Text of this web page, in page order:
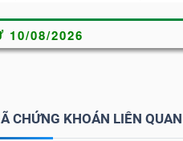
CHỨNG KHOÁN LIÊN